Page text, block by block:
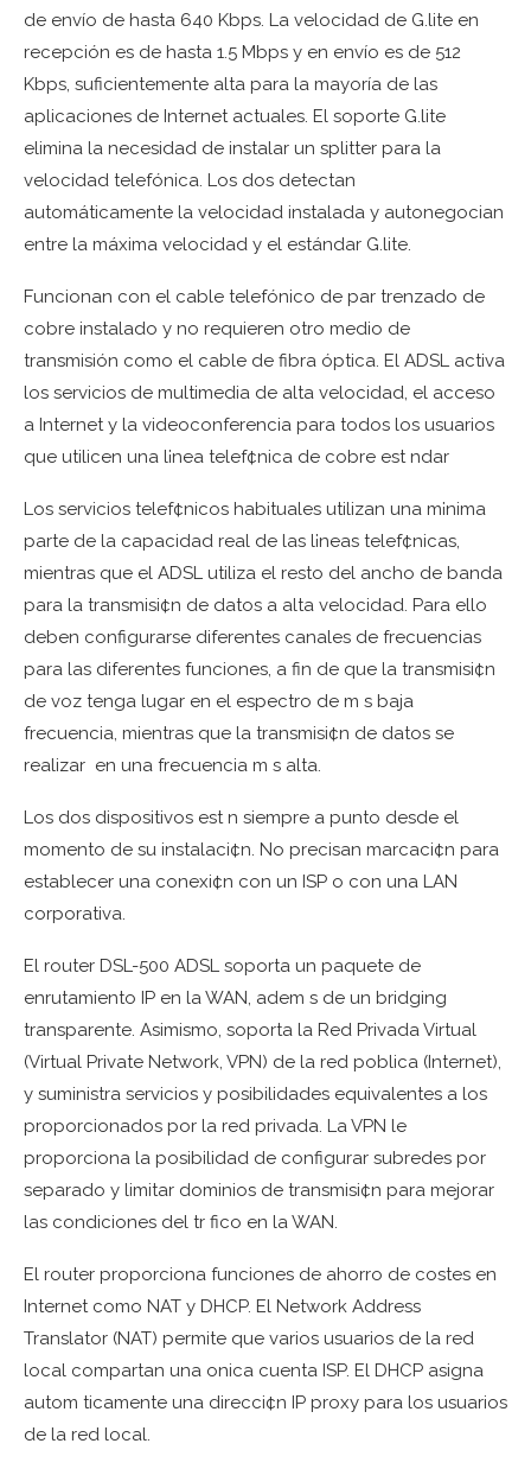
de envío de hasta 640 Kbps. La velocidad de G.lite en
recepción es de hasta 1.5 Mbps y en envío es de 512
Kbps, suficientemente alta para la mayoría de las
aplicaciones de Internet actuales. El soporte G.lite
elimina la necesidad de instalar un splitter para la
velocidad telefónica. Los dos detectan
automáticamente la velocidad instalada y autonegocian
entre la máxima velocidad y el estándar G.lite.
Funcionan con el cable telefónico de par trenzado de
cobre instalado y no requieren otro medio de
transmisión como el cable de fibra óptica. El ADSL activa
los servicios de multimedia de alta velocidad, el acceso
a Internet y la videoconferencia para todos los usuarios
que utilicen una l¡nea telef¢nica de cobre est ndar
Los servicios telef¢nicos habituales utilizan una m¡nima
parte de la capacidad real de las l¡neas telef¢nicas,
mientras que el ADSL utiliza el resto del ancho de banda
para la transmisi¢n de datos a alta velocidad. Para ello
deben configurarse diferentes canales de frecuencias
para las diferentes funciones, a fin de que la transmisi¢n
de voz tenga lugar en el espectro de m s baja
frecuencia, mientras que la transmisi¢n de datos se
realizar en una frecuencia m s alta.
Los dos dispositivos est n siempre a punto desde el
momento de su instalaci¢n. No precisan marcaci¢n para
establecer una conexi¢n con un ISP o con una LAN
corporativa.
El router DSL-500 ADSL soporta un paquete de
enrutamiento IP en la WAN, adem s de un bridging
transparente. Asimismo, soporta la Red Privada Virtual
(Virtual Private Network, VPN) de la red poblica (Internet),
y suministra servicios y posibilidades equivalentes a los
proporcionados por la red privada. La VPN le
proporciona la posibilidad de configurar subredes por
separado y limitar dominios de transmisi¢n para mejorar
las condiciones del tr fico en la WAN.
El router proporciona funciones de ahorro de costes en
Internet como NAT y DHCP. El Network Address
Translator (NAT) permite que varios usuarios de la red
local compartan una onica cuenta ISP. El DHCP asigna
autom ticamente una direcci¢n IP proxy para los usuarios
de la red local.